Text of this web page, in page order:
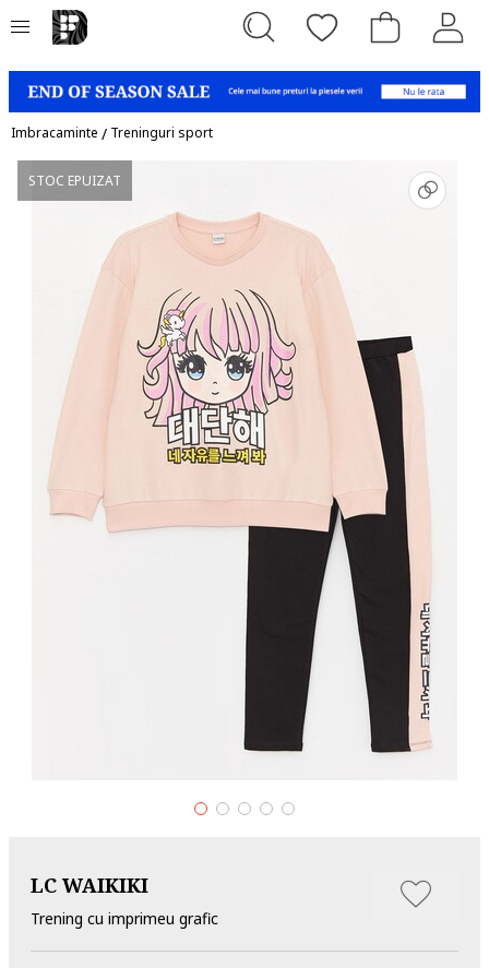
Imbracaminte / Treninguri sport
STOC EPUIZAT
LC WAIKIKI
Trening cu imprimeu grafic